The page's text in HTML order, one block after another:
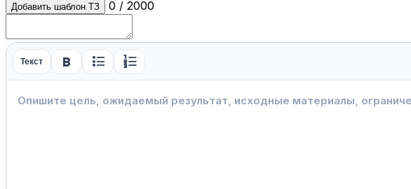
Добавить шаблон ТЗ 0 / 2000
Текст format_bold format_list_bulleted format_list_numbered